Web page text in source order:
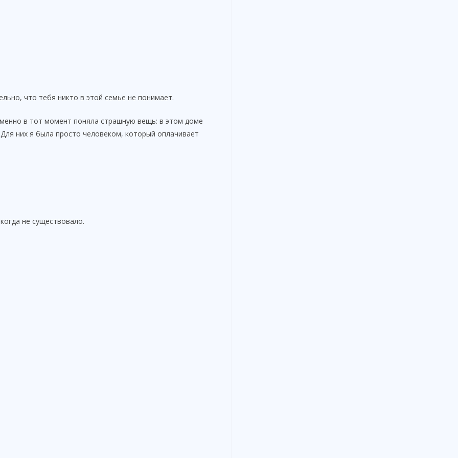
что тебя никто в этой семье не понимает.
в тот момент поняла страшную вещь: в этом доме
них я была просто человеком, который оплачивает
не существовало.